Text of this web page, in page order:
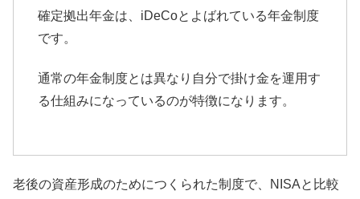
確定拠出年金は、iDeCoとよばれている年金制度
です。
通常の年金制度とは異なり自分で掛け金を運用す
る仕組みになっているのが特徴になります。
老後の資産形成のためにつくられた制度で、
NISAと比較